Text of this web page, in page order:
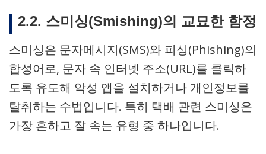
2.2. 스미싱(Smishing)의 교묘한 함정
스미싱은 문자메시지(SMS)와 피싱(Phishing)의
합성어로, 문자 속 인터넷 주소(URL)를 클릭하
도록 유도해 악성 앱을 설치하거나 개인정보를
탈취하는 수법입니다. 특히 택배 관련 스미싱은
가장 흔하고 잘 속는 유형 중 하나입니다.